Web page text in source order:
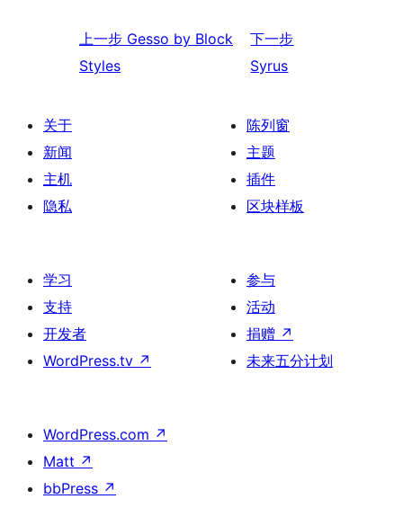
上一步 Gesso by Block
Styles
下一步
Syrus
关于
新闻
主机
隐私
陈列窗
主题
插件
区块样板
学习
支持
开发者
WordPress.tv ↗
参与
活动
捐赠 ↗
未来五分计划
WordPress.com ↗
Matt ↗
bbPress ↗